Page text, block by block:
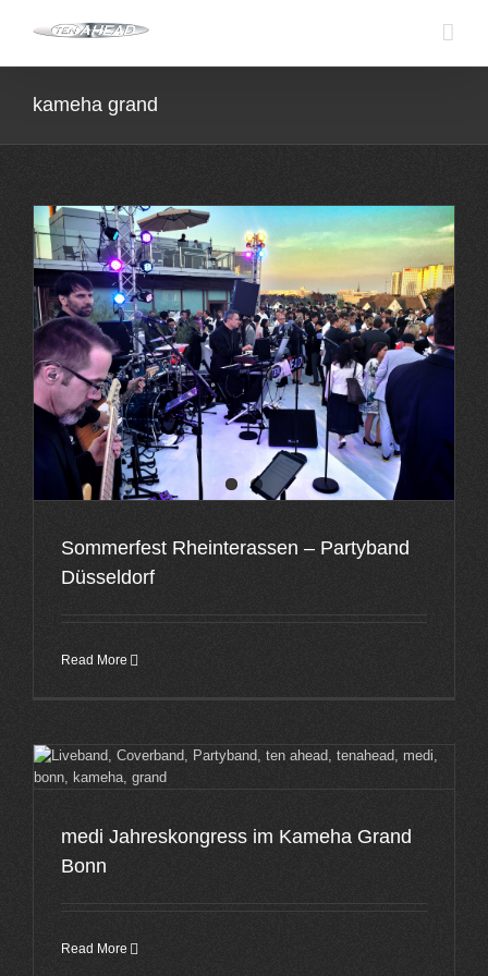
kameha grand
Sommerfest Rheinterassen – Partyband
Düsseldorf
Read More
medi Jahreskongress im Kameha Grand
Bonn
Read More